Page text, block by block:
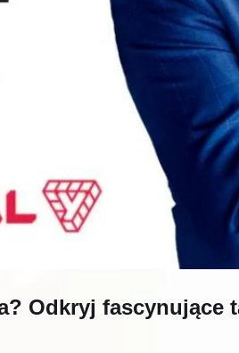
Odkryj fascynujące